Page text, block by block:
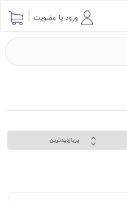
ورود یا عضویت
پربازدیدترین